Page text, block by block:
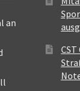
an